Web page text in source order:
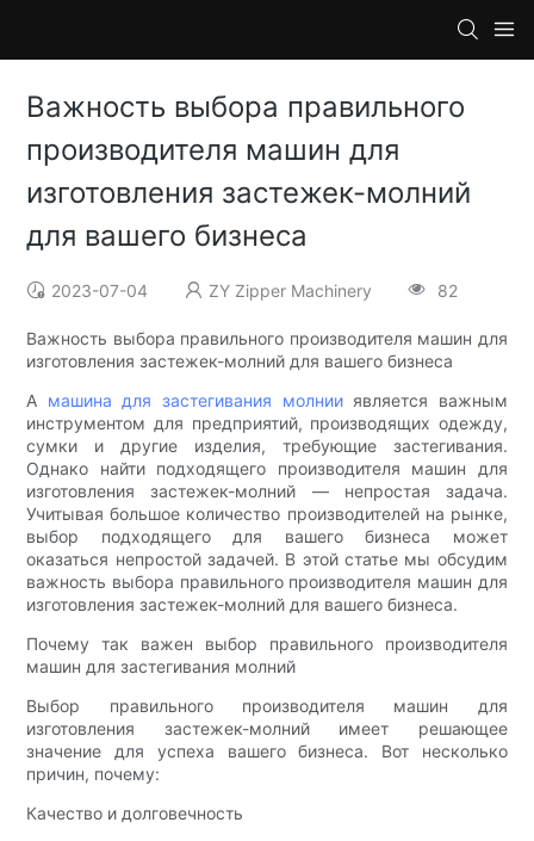
Важность выбора правильного
производителя машин для
изготовления застежек-молний
для вашего бизнеса
2023-07-04 ZY Zipper Machinery 82
Важность выбора правильного производителя машин для
изготовления застежек-молний для вашего бизнеса
A машина для застегивания молнии является важным
инструментом для предприятий, производящих одежду,
сумки и другие изделия, требующие застегивания.
Однако найти подходящего производителя машин для
изготовления застежек-молний — непростая задача.
Учитывая большое количество производителей на рынке,
выбор подходящего для вашего бизнеса может
оказаться непростой задачей. В этой статье мы обсудим
важность выбора правильного производителя машин для
изготовления застежек-молний для вашего бизнеса.
Почему так важен выбор правильного производителя
машин для застегивания молний
Выбор правильного производителя машин для
изготовления застежек-молний имеет решающее
значение для успеха вашего бизнеса. Вот несколько
причин, почему:
Качество и долговечность